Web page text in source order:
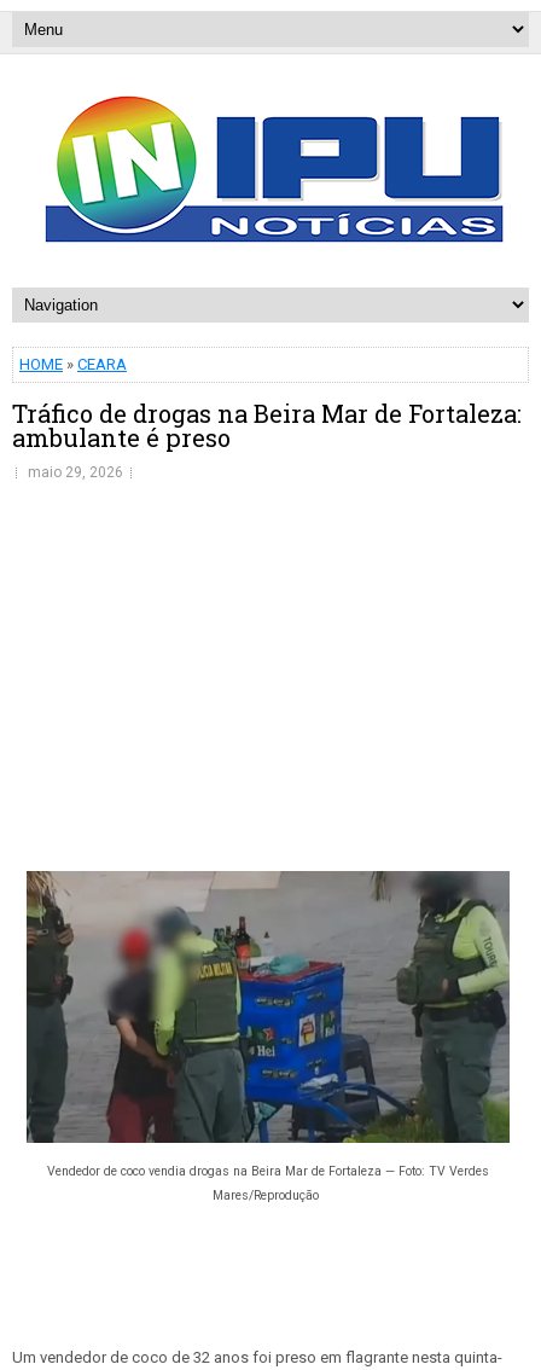
HOME » CEARA
Tráfico de drogas na Beira Mar de Fortaleza:
ambulante é preso
maio 29, 2026
Vendedor de coco vendia drogas na Beira Mar de Fortaleza — Foto: TV Verdes
Mares/Reprodução
Um vendedor de coco de 32 anos foi preso em flagrante nesta quinta-